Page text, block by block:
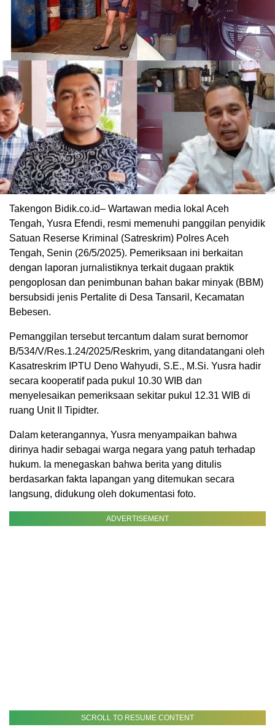
Takengon Bidik.co.id– Wartawan media lokal Aceh
Tengah, Yusra Efendi, resmi memenuhi panggilan penyidik
Satuan Reserse Kriminal (Satreskrim) Polres Aceh
Tengah, Senin (26/5/2025). Pemeriksaan ini berkaitan
dengan laporan jurnalistiknya terkait dugaan praktik
pengoplosan dan penimbunan bahan bakar minyak (BBM)
bersubsidi jenis Pertalite di Desa Tansaril, Kecamatan
Bebesen.
Pemanggilan tersebut tercantum dalam surat bernomor
B/534/V/Res.1.24/2025/Reskrim, yang ditandatangani oleh
Kasatreskrim IPTU Deno Wahyudi, S.E., M.Si. Yusra hadir
secara kooperatif pada pukul 10.30 WIB dan
menyelesaikan pemeriksaan sekitar pukul 12.31 WIB di
ruang Unit II Tipidter.
Dalam keterangannya, Yusra menyampaikan bahwa
dirinya hadir sebagai warga negara yang patuh terhadap
hukum. Ia menegaskan bahwa berita yang ditulis
berdasarkan fakta lapangan yang ditemukan secara
langsung, didukung oleh dokumentasi foto.
ADVERTISEMENT
SCROLL TO RESUME CONTENT